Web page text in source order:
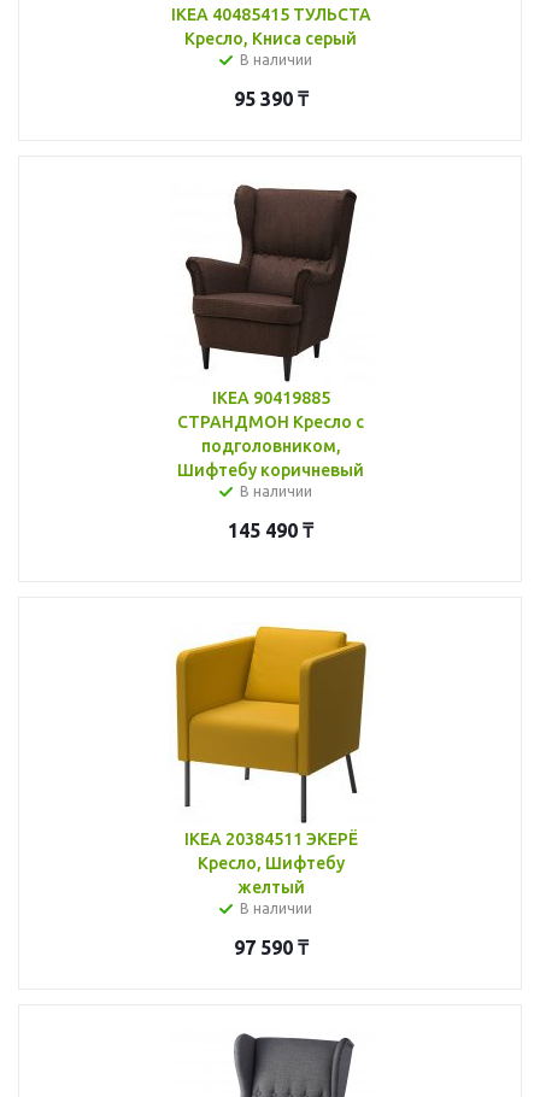
IKEA 40485415 ТУЛЬСТА
Кресло, Книса серый
В наличии
95 390₸
IKEA 90419885
СТРАНДМОН Кресло с
подголовником,
Шифтебу коричневый
В наличии
145 490 ₸
IKEA 20384511 ЭКЕРЁ
Кресло, Шифтебу
желтый
В наличии
97 590₸